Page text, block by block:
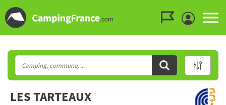
LES TARTEAUX